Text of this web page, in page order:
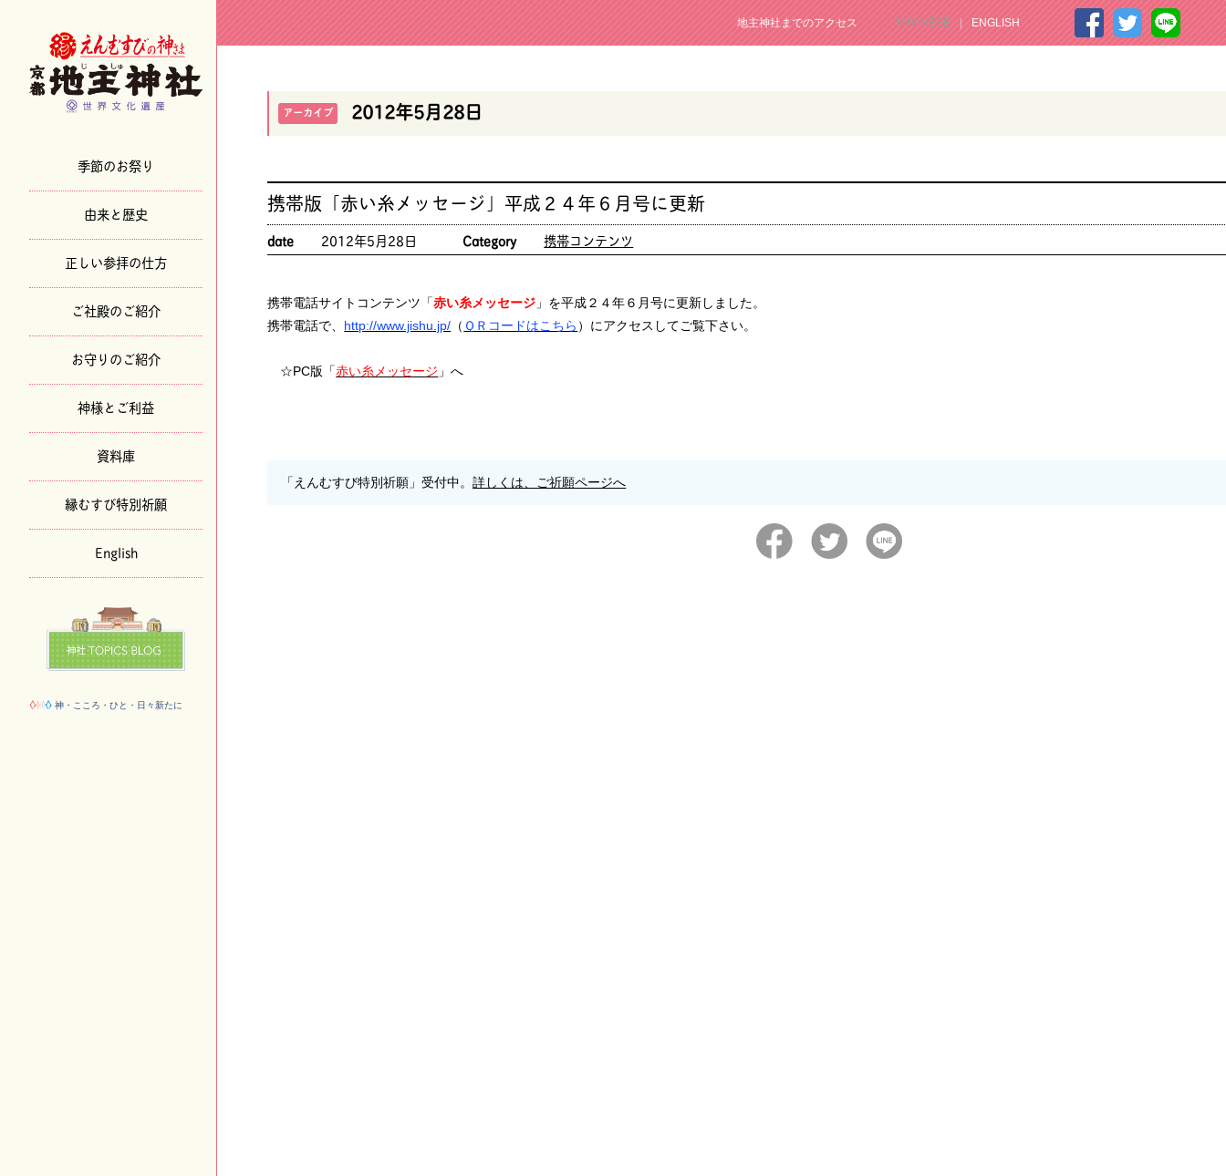
季節のお祭り
由来と歴史
正しい参拝の仕方
ご社殿のご紹介
お守りのご紹介
神様とご利益
資料庫
縁むすび特別祈願
English
神・こころ・ひと・日々新たに
地主神社までのアクセス JAPANESE ENGLISH
アーカイブ 2012年5月28日
携帯版「赤い糸メッセージ」平成２４年６月号に更新
date 2012年5月28日 Category 携帯コンテンツ
携帯電話サイトコンテンツ「赤い糸メッセージ 」を平成２４年６月号に更新しました。
携帯電話で、 http://www.jishu.jp/ （ ＱＲコードはこちら ）にアクセスしてご覧下さい。
☆PC版「赤い糸メッセージ 」へ
「えんむすび特別祈願」受付中。詳しくは、ご祈願ページへ